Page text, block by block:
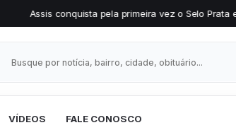
primeira vez o Selo Prata em Transparência Pública
notícias
VÍDEOS FALE CONOSCO